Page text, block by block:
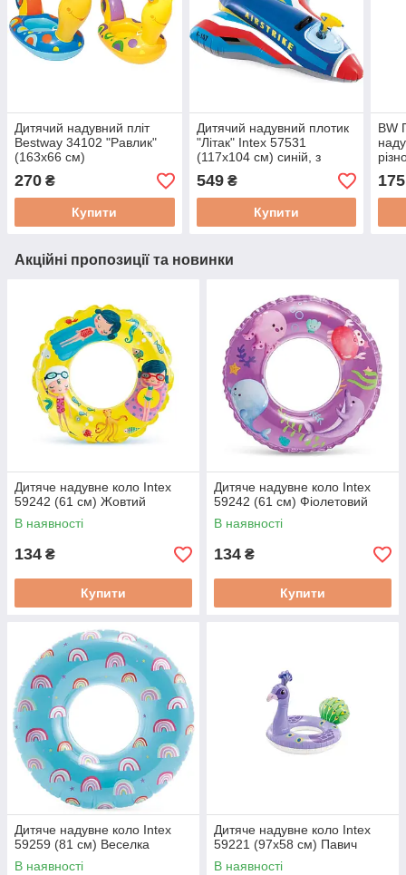
Дитячий надувний пліт
Bestway 34102 "Равлик"
(163х66 см)
270 ₴
Купити
Дитячий надувний плотик
"Літак" Intex 57531
(117х104 см) синій, з
розприскувачем
549₴
Купити
BW
175
Акційні пропозиції та новинки
Дитяче надувне коло Intex
59242 (61 см) Жовтий
В наявності
134 ₴
Купити
Дитяче надувне коло Intex
59242 (61 см) Фіолетовий
В наявності
134 ₴
Купити
Дитяче надувне коло Intex
59259 (81 см) Веселка
В наявності
Дитяче надувне коло Intex
59221 (97х58 см) Павич
В наявності